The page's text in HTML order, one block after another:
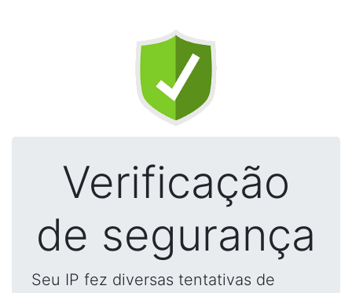
Verificação
de segurança
Seu IP fez diversas tentativas de